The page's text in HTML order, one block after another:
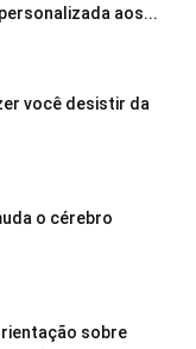
aos...
você desistir da
o cérebro
sobre